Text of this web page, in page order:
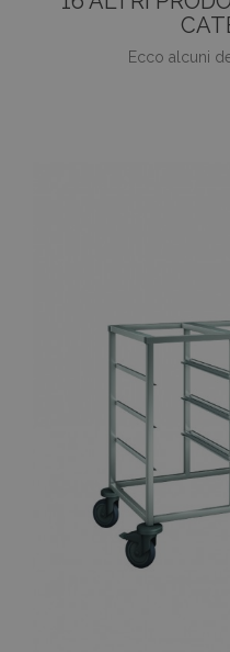
Ecco alcuni